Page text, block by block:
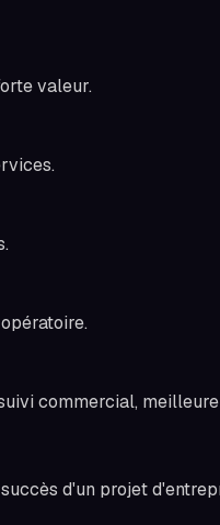
valeur.
commercial, meilleure